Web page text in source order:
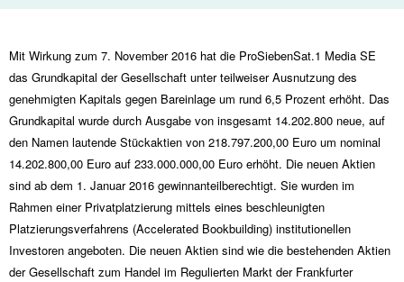
Mit Wirkung zum 7. November 2016 hat die ProSiebenSat.1 Media SE
das Grundkapital der Gesellschaft unter teilweiser Ausnutzung des
genehmigten Kapitals gegen Bareinlage um rund 6,5 Prozent erhöht. Das
Grundkapital wurde durch Ausgabe von insgesamt 14.202.800 neue, auf
den Namen lautende Stückaktien von 218.797.200,00 Euro um nominal
14.202.800,00 Euro auf 233.000.000,00 Euro erhöht. Die neuen Aktien
sind ab dem 1. Januar 2016 gewinnanteilberechtigt. Sie wurden im
Rahmen einer Privatplatzierung mittels eines beschleunigten
Platzierungsverfahrens (Accelerated Bookbuilding) institutionellen
Investoren angeboten. Die neuen Aktien sind wie die bestehenden Aktien
der Gesellschaft zum Handel im Regulierten Markt der Frankfurter